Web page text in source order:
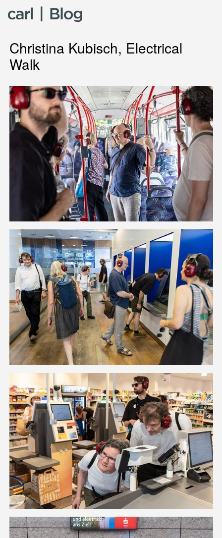
Skip to content
Christina Kubisch, Electrical
Walk